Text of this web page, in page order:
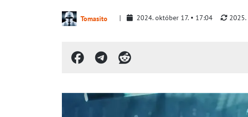
Tomasito 2024. október 17. 17:04 2025.